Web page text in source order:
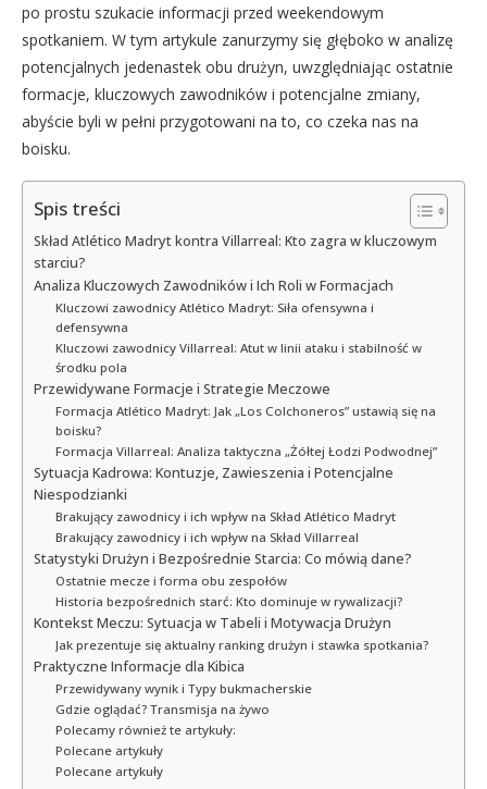
po prostu szukacie informacji przed weekendowym
spotkaniem. W tym artykule zanurzymy się głęboko w analizę
potencjalnych jedenastek obu drużyn, uwzględniając ostatnie
formacje, kluczowych zawodników i potencjalne zmiany,
abyście byli w pełni przygotowani na to, co czeka nas na
boisku.
Spis treści
Skład Atlético Madryt kontra Villarreal: Kto zagra w kluczowym
starciu?
Analiza Kluczowych Zawodników i Ich Roli w Formacjach
Kluczowi zawodnicy Atlético Madryt: Siła ofensywna i
defensywna
Kluczowi zawodnicy Villarreal: Atut w linii ataku i stabilność w
środku pola
Przewidywane Formacje i Strategie Meczowe
Formacja Atlético Madryt: Jak „Los Colchoneros” ustawią się na
boisku?
Formacja Villarreal: Analiza taktyczna „Żółtej Łodzi Podwodnej”
Sytuacja Kadrowa: Kontuzje, Zawieszenia i Potencjalne
Niespodzianki
Brakujący zawodnicy i ich wpływ na Skład Atlético Madryt
Brakujący zawodnicy i ich wpływ na Skład Villarreal
Statystyki Drużyn i Bezpośrednie Starcia: Co mówią dane?
Ostatnie mecze i forma obu zespołów
Historia bezpośrednich starć: Kto dominuje w rywalizacji?
Kontekst Meczu: Sytuacja w Tabeli i Motywacja Drużyn
Jak prezentuje się aktualny ranking drużyn i stawka spotkania?
Praktyczne Informacje dla Kibica
Przewidywany wynik i Typy bukmacherskie
Gdzie oglądać? Transmisja na żywo
Polecamy również te artykuły:
Polecane artykuły
Polecane artykuły